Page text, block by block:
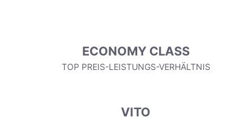
ECONOMY CLASS
TOP PREIS-LEISTUNGS-VERHÄLTNIS
VITO